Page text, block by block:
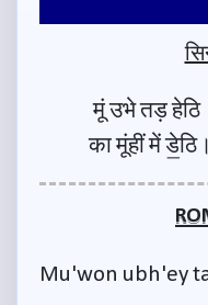
मूं उभे तड़
का मूंहीं में
Mu'won ubh'ey